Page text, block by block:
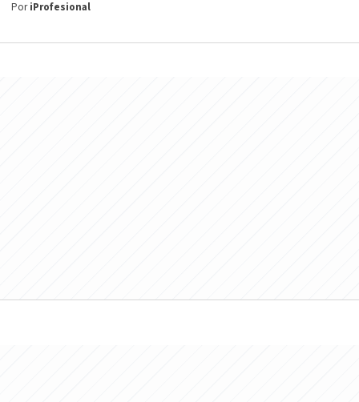
PoriProfesional